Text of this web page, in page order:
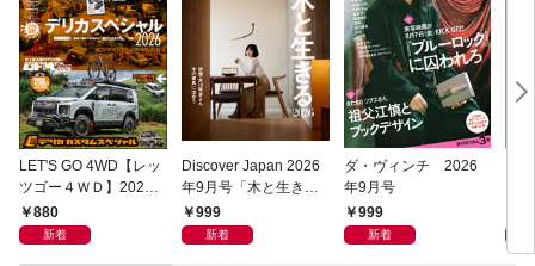
LET'S GO 4WD【レッ
ツゴー４ＷＤ】2026
年09月号
880
新着
Discover Japan 2026
年9月号「木と生きる
2026（表紙：古川琴
音さん）」
999
新着
ダ・ヴィンチ 2026
年9月号
999
新着